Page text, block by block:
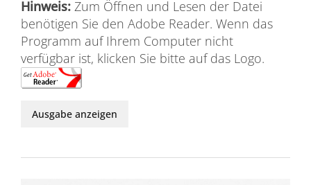
Hinweis: Zum Öffnen und Lesen der Datei
benötigen Sie den Adobe Reader. Wenn das
Programm auf Ihrem Computer nicht
verfügbar ist, klicken Sie bitte auf das Logo.
Ausgabe anzeigen